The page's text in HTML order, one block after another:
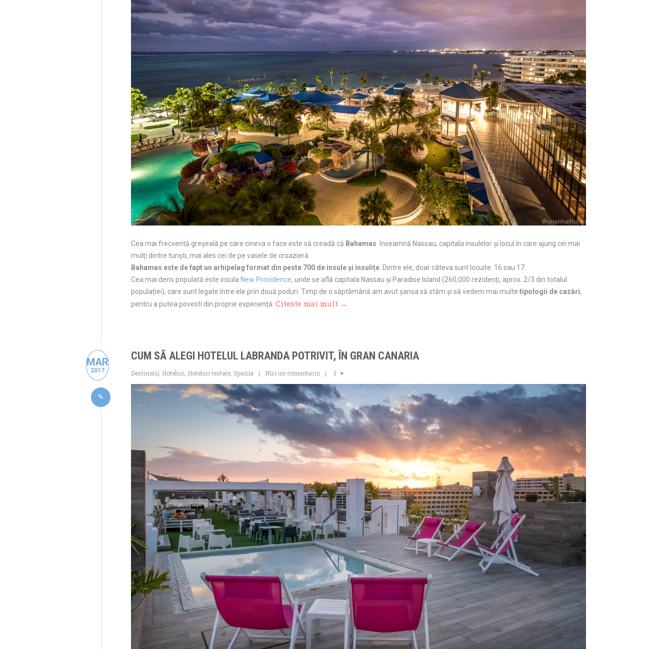
Cea mai frecventă greșeală pe care cineva o face este să creadă că Bahamasînseamnă Nassau, capitala insulelor și locul în care ajung cei mai
mulți dintre turiști, mai ales cei de pe vasele de croazieră.
Bahamas este de fapt un arhipelag format din peste 700 de insule și insulițe . Dintre ele, doar câteva sunt locuite. 16 sau 17.
Cea mai dens populată este insula New Providence, unde se află capitala Nassau și Paradise Island (260,000 rezidenți, aprox. 2/3 din totalul
populației), care sunt legate între ele prin două poduri. Timp de o săptămână am avut șansa să stăm și să vedem mai multe tipologii de cazări,
pentru a putea povesti din proprie experiență. Citeste mai mult →
MAR
2017
CUM SĂ ALEGI HOTELUL LABRANDA POTRIVIT, ÎN GRAN CANARIA
Destinatii Hoteluri Hoteluri testate Spania Nici un comentariu 3